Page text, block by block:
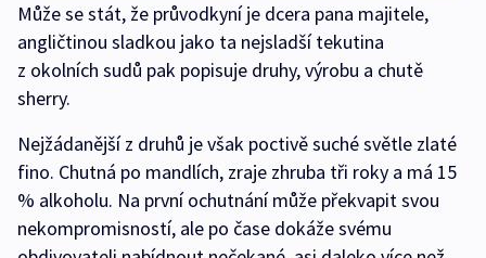
Může se stát, že průvodkyní je dcera pana majitele,
angličtinou sladkou jako ta nejsladší tekutina
z okolních sudů pak popisuje druhy, výrobu a chutě
sherry.
Nejžádanější z druhů je však poctivě suché světle zlaté
fino. Chutná po mandlích, zraje zhruba tři roky a má 15
% alkoholu. Na první ochutnání může překvapit svou
nekompromisností, ale po čase dokáže svému